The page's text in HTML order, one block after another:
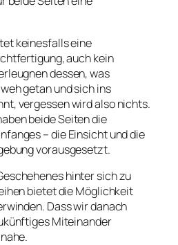
keinesfalls eine
auch kein
dessen, was
getan und sich ins
vergessen wird also nichts.
beide Seiten die
– die Einsicht und die
vorausgesetzt.
hinter sich zu
bietet die Möglichkeit
Dass wir danach
Miteinander